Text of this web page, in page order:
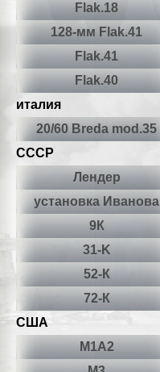
Flаk.18
128-мм Flаk.41
Flаk.41
Flаk.40
италия
20/60 Breda mod.35
СССР
Лендер
установка Иванова
9К
31-K
52-К
72-К
США
М1А2